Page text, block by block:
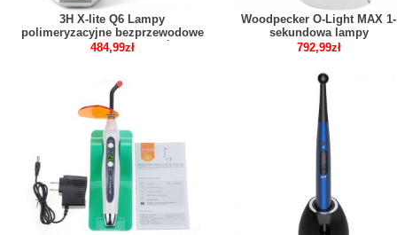
3H X-lite Q6 Lampy
polimeryzacyjne bezprzewodowe
LED 1 sekundę z miernik światła
484,99zł
Woodpecker O-Light MAX 1-
sekundowa lampy
polimeryzacyjne LED do
792,99zł